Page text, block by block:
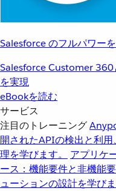
Salesforce のフルパワー
Salesforce Customer 360
を実現
eBookを読む
サービス
注目のトレーニング
開されたAPIの検出と利
理を学びます。
アプリケ
ース：機能要件と非機能
ューションの設計を学びま